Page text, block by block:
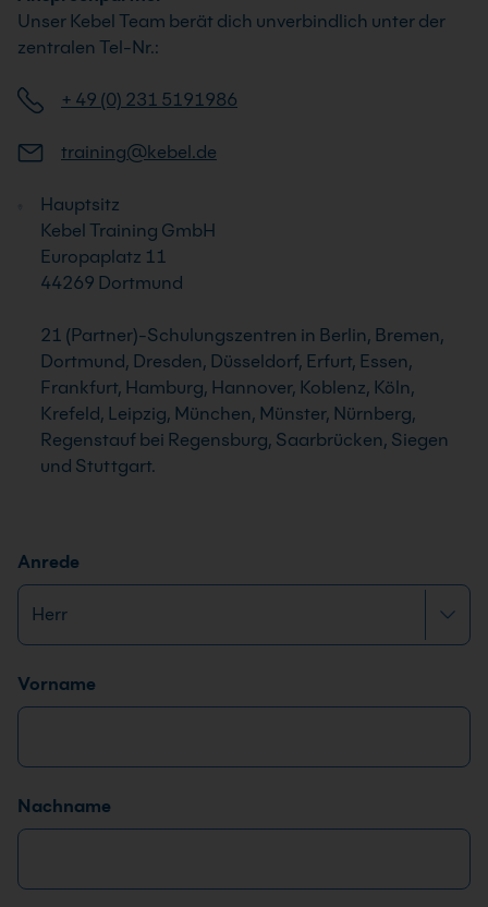
Unser Kebel Team berät dich unverbindlich unter der
zentralen Tel-Nr.:
+ 49 (0) 231 5191986
training@kebel.de
Hauptsitz
Kebel Training GmbH
Europaplatz 11
44269 Dortmund
21 (Partner)-Schulungszentren in Berlin, Bremen,
Dortmund, Dresden, Düsseldorf, Erfurt, Essen,
Frankfurt, Hamburg, Hannover, Koblenz, Köln,
Krefeld, Leipzig, München, Münster, Nürnberg,
Regenstauf bei Regensburg, Saarbrücken, Siegen
und Stuttgart.
Anrede
Name*
Vorname
Nachname